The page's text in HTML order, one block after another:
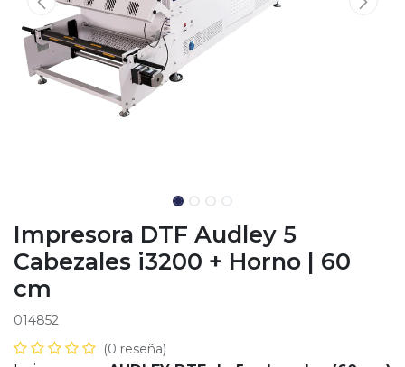
Impresora DTF Audley 5
Cabezales i3200 + Horno | 60
cm
014852
(0 reseña)